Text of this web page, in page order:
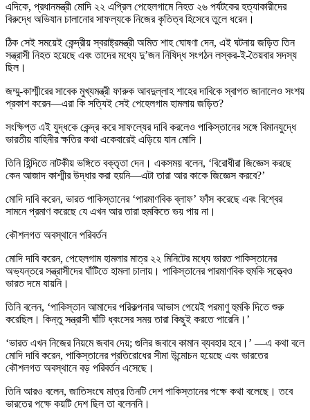
এদিকে, প্রধানমন্ত্রী মোদি ২২ এপ্রিল পেহেলগামে নিহত ২৬ পর্যটকের হত্যাকারীদের
বিরুদ্ধে অভিযান চালানোর সাফল্যকে নিজের কৃতিত্ব হিসেবে তুলে ধরেন।
ঠিক সেই সময়েই কেন্দ্রীয় স্বরাষ্ট্রমন্ত্রী অমিত শাহ ঘোষণা দেন, এই ঘটনায় জড়িত তিন
সন্ত্রাসী নিহত হয়েছে এবং তাদের মধ্যে দু’জন নিষিদ্ধ সংগঠন লস্কর-ই-তৈয়বার সদস্য
ছিল।
জম্মু-কাশ্মীরের সাবেক মুখ্যমন্ত্রী ফারুক আবদুল্লাহ শাহের দাবিকে স্বাগত জানালেও সংশয়
প্রকাশ করেন—এরা কি সত্যিই সেই পেহেলগাম হামলায় জড়িত?
সংক্ষিপ্ত এই যুদ্ধকে কেন্দ্র করে সাফল্যের দাবি করলেও পাকিস্তানের সঙ্গে বিমানযুদ্ধে
ভারতীয় বাহিনীর ক্ষতির কথা একেবারেই এড়িয়ে যান মোদি।
তিনি হিন্দিতে নাটকীয় ভঙ্গিতে বক্তৃতা দেন। একসময় বলেন, ‘বিরোধীরা জিজ্ঞেস করছে
কেন আজাদ কাশ্মীর উদ্ধার করা হয়নি—এটা তারা আর কাকে জিজ্ঞেস করবে?’
মোদি দাবি করেন, ভারত পাকিস্তানের ‘পারমাণবিক ব্লাফ’ ফাঁস করেছে এবং বিশ্বের
সামনে প্রমাণ করেছে যে এখন আর তারা হুমকিতে ভয় পায় না।
কৌশলগত অবস্থানে পরিবর্তন
মোদি দাবি করেন, পেহেলগাম হামলার মাত্র ২২ মিনিটের মধ্যে ভারত পাকিস্তানের
অভ্যন্তরে সন্ত্রাসীদের ঘাঁটিতে হামলা চালায়। পাকিস্তানের পারমাণবিক হুমকি সত্ত্বেও
ভারত দমে যায়নি।
তিনি বলেন, ‘পাকিস্তান আমাদের পরিকল্পনার আভাস পেয়েই পরমাণু হুমকি দিতে শুরু
করেছিল। কিন্তু সন্ত্রাসী ঘাঁটি ধ্বংসের সময় তারা কিছুই করতে পারেনি।’
‘ভারত এখন নিজের নিয়মে জবাব দেয়; গুলির জবাবে কামান ব্যবহার হবে।’ —এ কথা বলে
মোদি দাবি করেন, পাকিস্তানের প্রতিরোধের সীমা উন্মোচন হয়েছে এবং ভারতের
কৌশলগত অবস্থানে বড় পরিবর্তন এসেছে।
তিনি আরও বলেন, জাতিসংঘে মাত্র তিনটি দেশ পাকিস্তানের পক্ষে কথা বলেছে। তবে
ভারতের পক্ষে কয়টি দেশ ছিল তা বলেননি।